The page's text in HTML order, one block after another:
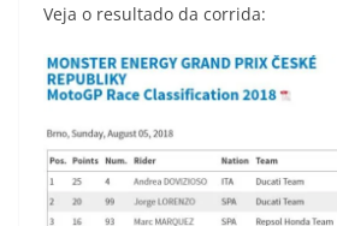
Veja o resultado da corrida: